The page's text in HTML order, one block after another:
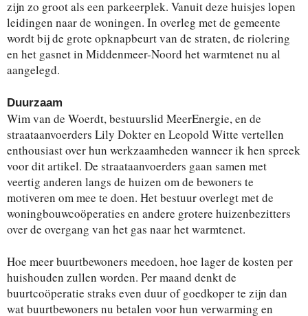
zijn zo groot als een parkeerplek. Vanuit deze huisjes lopen
leidingen naar de woningen. In overleg met de gemeente
wordt bij de grote opknapbeurt van de straten, de riolering
en het gasnet in Middenmeer-Noord het warmtenet nu al
aangelegd.
Duurzaam
Wim van de Woerdt, bestuurslid MeerEnergie, en de
straataanvoerders Lily Dokter en Leopold Witte vertellen
enthousiast over hun werkzaamheden wanneer ik hen spreek
voor dit artikel. De straataanvoerders gaan samen met
veertig anderen langs de huizen om de bewoners te
motiveren om mee te doen. Het bestuur overlegt met de
woningbouwcoöperaties en andere grotere huizenbezitters
over de overgang van het gas naar het warmtenet.
Hoe meer buurtbewoners meedoen, hoe lager de kosten per
huishouden zullen worden. Per maand denkt de
buurtcoöperatie straks even duur of goedkoper te zijn dan
wat buurtbewoners nu betalen voor hun verwarming en